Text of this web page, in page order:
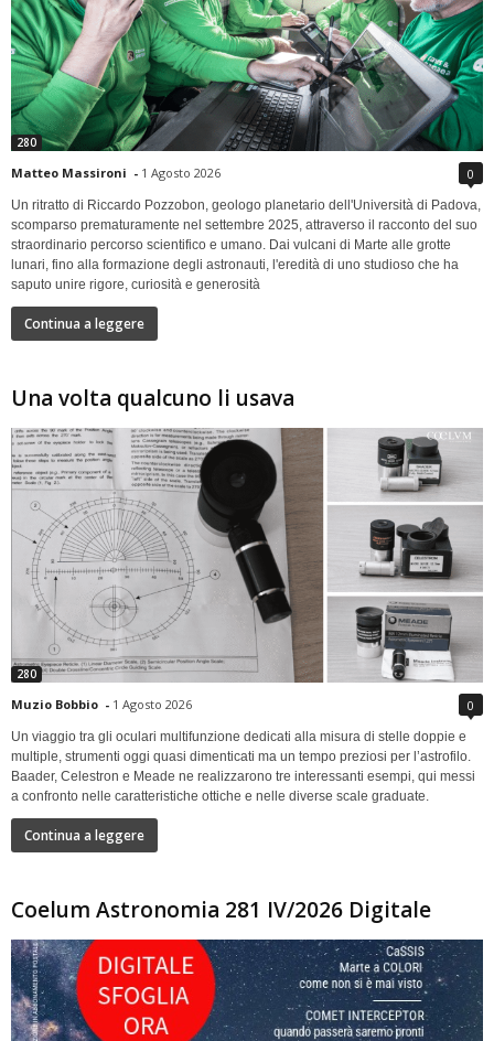
280
Matteo Massironi - 1 Agosto 2026 0
Un ritratto di Riccardo Pozzobon, geologo planetario dell'Università di Padova,
scomparso prematuramente nel settembre 2025, attraverso il racconto del suo
straordinario percorso scientifico e umano. Dai vulcani di Marte alle grotte
lunari, fino alla formazione degli astronauti, l'eredità di uno studioso che ha
saputo unire rigore, curiosità e generosità
Continua a leggere
Una volta qualcuno li usava
280
Muzio Bobbio - 1 Agosto 2026 0
Un viaggio tra gli oculari multifunzione dedicati alla misura di stelle doppie e
multiple, strumenti oggi quasi dimenticati ma un tempo preziosi per l’astrofilo.
Baader, Celestron e Meade ne realizzarono tre interessanti esempi, qui messi
a confronto nelle caratteristiche ottiche e nelle diverse scale graduate.
Continua a leggere
Coelum Astronomia 281 IV/2026 Digitale